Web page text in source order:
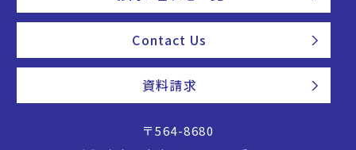
Contact Us
資料請求
〒564-8680